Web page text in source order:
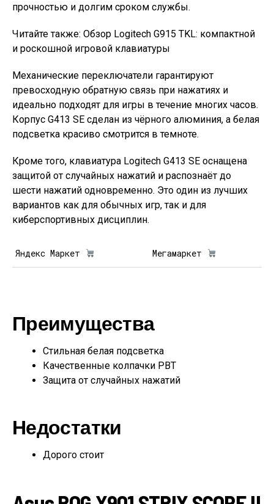
прочностью и долгим сроком службы.
Читайте также: Обзор Logitech G915 TKL: компактной
и роскошной игровой клавиатуры
Механические переключатели гарантируют
превосходную обратную связь при нажатиях и
идеально подходят для игры в течение многих часов.
Корпус G413 SE сделан из чёрного алюминия, а белая
подсветка красиво смотрится в темноте.
Кроме того, клавиатура Logitech G413 SE оснащена
защитой от случайных нажатий и распознаёт до
шести нажатий одновременно. Это один из лучших
вариантов как для обычных игр, так и для
киберспортивных дисциплин.
Яндекс Маркет Мегамаркет
Преимущества
Стильная белая подсветка
Качественные колпачки PBT
Защита от случайных нажатий
Недостатки
Дорого стоит